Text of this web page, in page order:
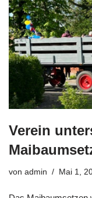
Verein
von admin Mai 1,